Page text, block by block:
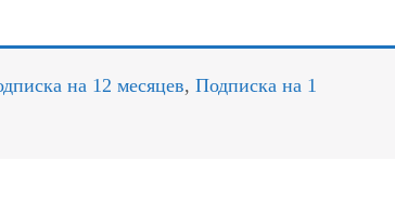
на 12 месяцев, Подписка на 1